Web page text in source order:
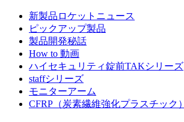
新製品ロケットニュース
ピックアップ製品
製品開発秘話
How to 動画
ハイセキュリティ錠前TAKシリーズ
staffシリーズ
モニターアーム
CFRP（炭素繊維強化プラスチック）